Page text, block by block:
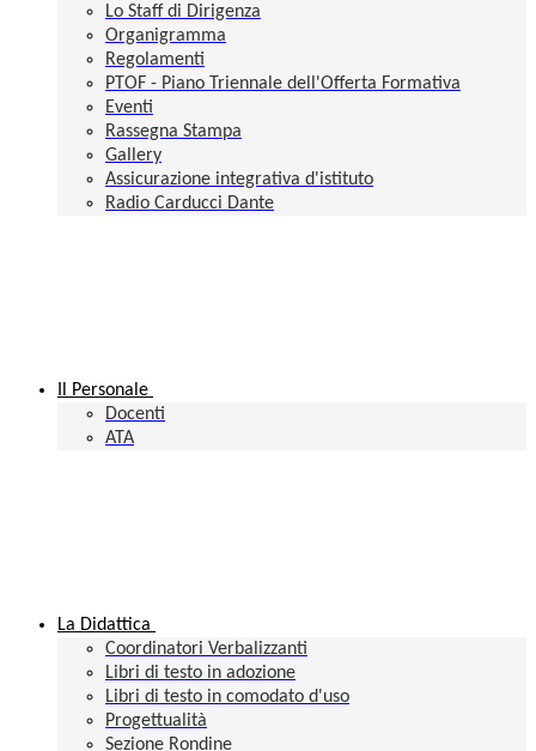
Lo Staff di Dirigenza
Organigramma
Regolamenti
PTOF - Piano Triennale dell'Offerta Formativa
Eventi
Rassegna Stampa
Gallery
Assicurazione integrativa d'istituto
Radio Carducci Dante
Il Personale
Docenti
ATA
La Didattica
Coordinatori Verbalizzanti
Libri di testo in adozione
Libri di testo in comodato d'uso
Progettualità
Sezione Rondine